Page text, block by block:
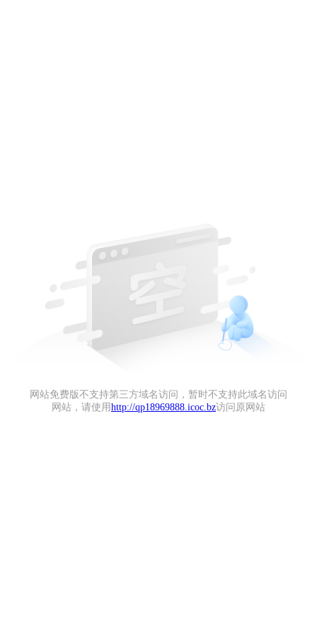
网站免费版不支持第三方域名访问，暂时不支持此域名访问
网站，请使用 http://qp18969888.icoc.bz访问原网站